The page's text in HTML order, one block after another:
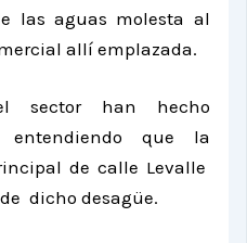
las aguas molesta al
allí emplazada.
sector han hecho
entendiendo que la
de calle Levalle
dicho desagüe.